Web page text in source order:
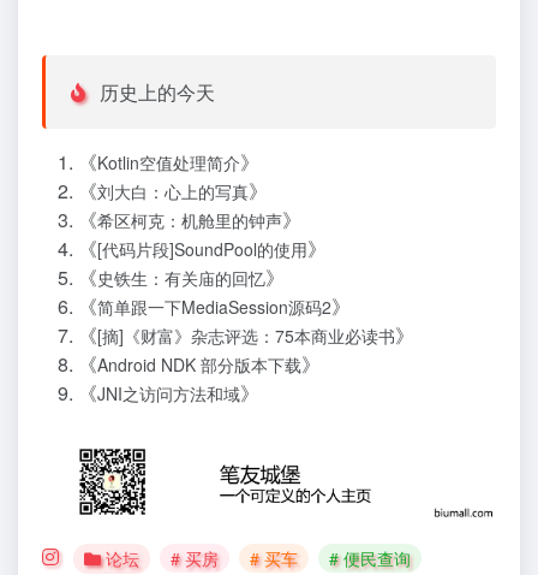
历史上的今天
《Kotlin空值处理简介》
《刘大白：心上的写真》
《希区柯克：机舱里的钟声》
《[代码片段]SoundPool的使用》
《史铁生：有关庙的回忆》
《简单跟一下MediaSession源码2》
《[摘]《财富》杂志评选：75本商业必读书》
《Android NDK 部分版本下载》
《JNI之访问方法和域》
论坛 # 买房 # 买车
# 便民查询